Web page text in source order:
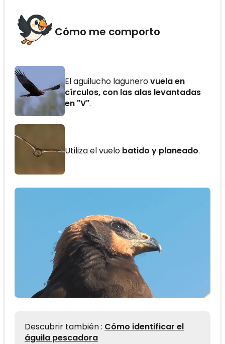
Cómo me comporto
El aguilucho lagunerovuela en
círculos, con las alas levantadas
en "V".
Utiliza el vuelo batido y planeado.
Descubrir también : Cómo identificar el
águila pescadora